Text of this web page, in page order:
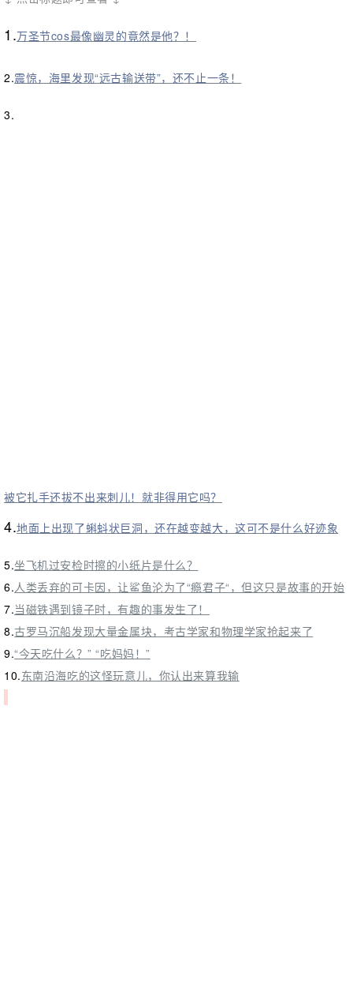
1.万圣节cos最像幽灵的竟然是他？！
2.震惊，海里发现“远古输送带”，还不止一条！
3.
被它扎手还拔不出来刺儿！就非得用它吗？
4.地面上出现了蝌蚪状巨洞，还在越变越大，这可不是什么好迹象
5.坐飞机过安检时擦的小纸片是什么？
6.人类丢弃的可卡因，让鲨鱼沦为了“瘾君子“，但这只是故事的开始
7.当磁铁遇到镜子时，有趣的事发生了！
8.古罗马沉船发现大量金属块，考古学家和物理学家抢起来了
9.“今天吃什么？” “吃妈妈！”
10.东南沿海吃的这怪玩意儿，你认出来算我输